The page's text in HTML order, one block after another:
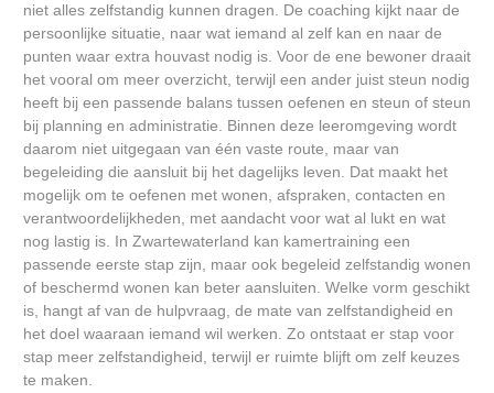
niet alles zelfstandig kunnen dragen. De coaching kijkt naar de
persoonlijke situatie, naar wat iemand al zelf kan en naar de
punten waar extra houvast nodig is. Voor de ene bewoner draait
het vooral om meer overzicht, terwijl een ander juist steun nodig
heeft bij een passende balans tussen oefenen en steun of steun
bij planning en administratie. Binnen deze leeromgeving wordt
daarom niet uitgegaan van één vaste route, maar van
begeleiding die aansluit bij het dagelijks leven. Dat maakt het
mogelijk om te oefenen met wonen, afspraken, contacten en
verantwoordelijkheden, met aandacht voor wat al lukt en wat
nog lastig is. In Zwartewaterland kan kamertraining een
passende eerste stap zijn, maar ook begeleid zelfstandig wonen
of beschermd wonen kan beter aansluiten. Welke vorm geschikt
is, hangt af van de hulpvraag, de mate van zelfstandigheid en
het doel waaraan iemand wil werken. Zo ontstaat er stap voor
stap meer zelfstandigheid, terwijl er ruimte blijft om zelf keuzes
te maken.